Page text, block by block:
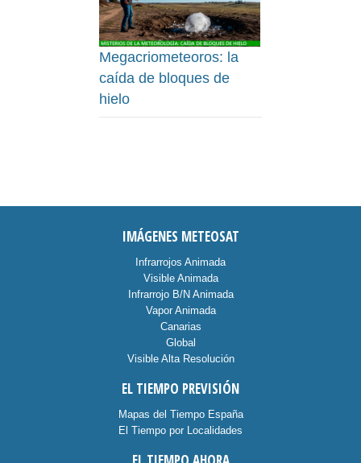
Megacriometeoros: la
caída de bloques de
hielo
IMÁGENES METEOSAT
Infrarrojos Animada
Visible Animada
Infrarrojo B/N Animada
Vapor Animada
Canarias
Global
Visible Alta Resolución
EL TIEMPO PREVISIÓN
Mapas del Tiempo España
El Tiempo por Localidades